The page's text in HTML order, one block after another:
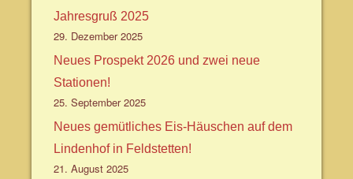
Jahresgruß 2025
29. Dezember 2025
Neues Prospekt 2026 und zwei neue
Stationen!
25. September 2025
Neues gemütliches Eis-Häuschen auf dem
Lindenhof in Feldstetten!
21. August 2025